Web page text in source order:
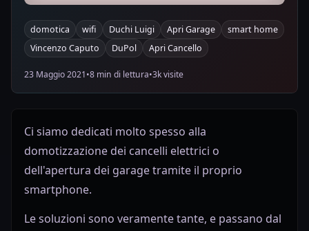
domotica wifi Duchi Luigi Apri Garage
smart home
Vincenzo Caputo
DuPol Apri Cancello
23 Maggio 2021•8 min di lettura•3k visite
Ci siamo dedicati molto spesso alla
domotizzazione dei cancelli elettrici o
dell'apertura dei garage tramite il proprio
smartphone.
Le soluzioni sono veramente tante, e passano dal